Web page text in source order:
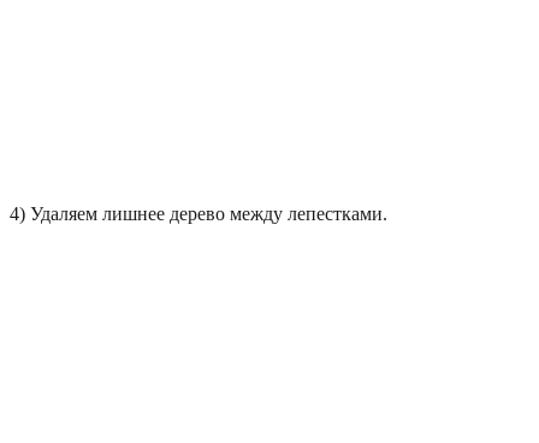
4) Удаляем лишнее дерево между лепестками.